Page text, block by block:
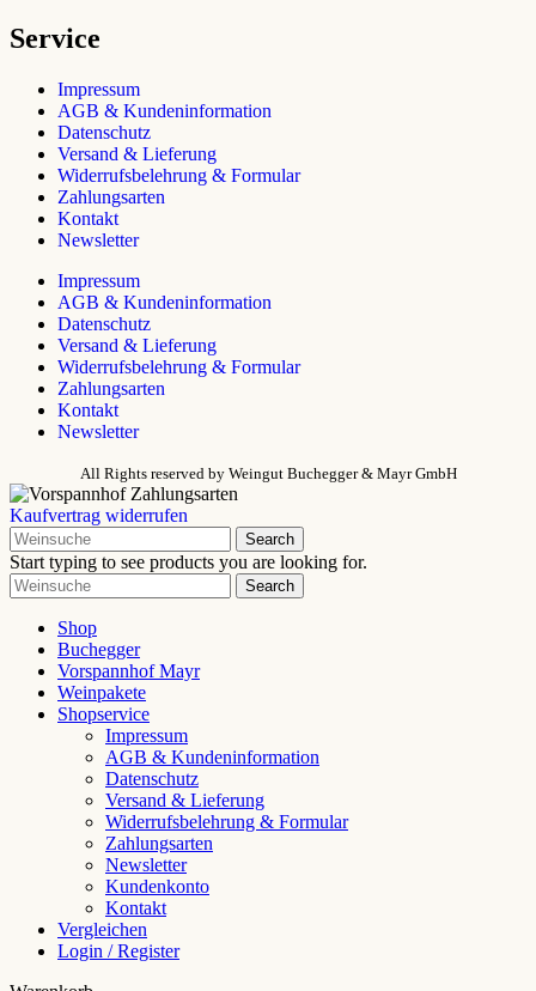
Service
Impressum
AGB & Kundeninformation
Datenschutz
Versand & Lieferung
Widerrufsbelehrung & Formular
Zahlungsarten
Kontakt
Newsletter
Impressum
AGB & Kundeninformation
Datenschutz
Versand & Lieferung
Widerrufsbelehrung & Formular
Zahlungsarten
Kontakt
Newsletter
All Rights reserved by Weingut Buchegger & Mayr GmbH
Kaufvertrag widerrufen
Search
Start typing to see products you are looking for.
Search
Shop
Buchegger
Vorspannhof Mayr
Weinpakete
Shopservice
Impressum
AGB & Kundeninformation
Datenschutz
Versand & Lieferung
Widerrufsbelehrung & Formular
Zahlungsarten
Newsletter
Kundenkonto
Kontakt
Vergleichen
Login / Register